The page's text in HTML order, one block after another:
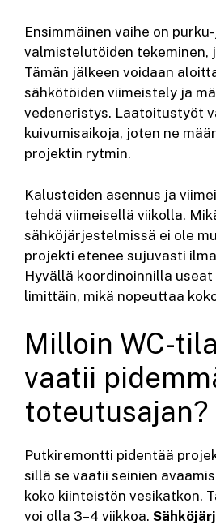
Ensimmäinen vaihe on purku-
valmistelutöiden tekeminen,
Tämän jälkeen voidaan
sähkötöiden viimeistely ja
vedeneristys. Laatoitustyöt
kuivumisaikoja, joten ne
projektin rytmin.
Kalusteiden asennus ja
tehdä viimeisellä viikolla.
sähköjärjestelmissä ei ole
projekti etenee sujuvasti
Hyvällä koordinoinnilla
limittäin, mikä nopeuttaa
Milloin WC-
vaatii
toteutusajan?
Putkiremontti pidentää
sillä se vaatii seinien
koko kiinteistön vesikatkon.
voi olla 3–4 viikkoa.